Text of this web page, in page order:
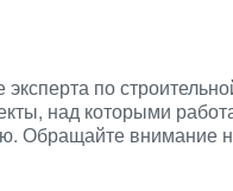
по
над которыми
Обращайте внимание